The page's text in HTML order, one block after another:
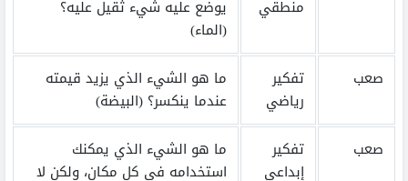
منطقي
يوضع عليه شيء ثقيل عليه؟
(الماء)
صعب
تفكير
رياضي
ما هو الشيء الذي يزيد قيمته
عندما ينكسر؟ (البيضة)
صعب
تفكير
إبداعي
ما هو الشيء الذي يمكنك
استخدامه في كل مكان، ولكن لا